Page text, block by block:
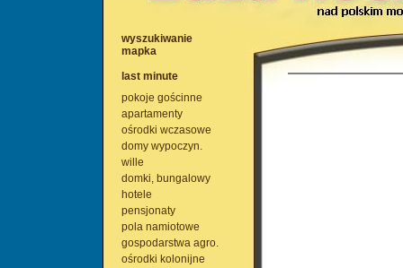
wyszukiwanie
mapka
last minute
pokoje gościnne
apartamenty
ośrodki wczasowe
domy wypoczyn.
wille
domki, bungalowy
hotele
pensjonaty
pola namiotowe
gospodarstwa agro.
ośrodki kolonijne